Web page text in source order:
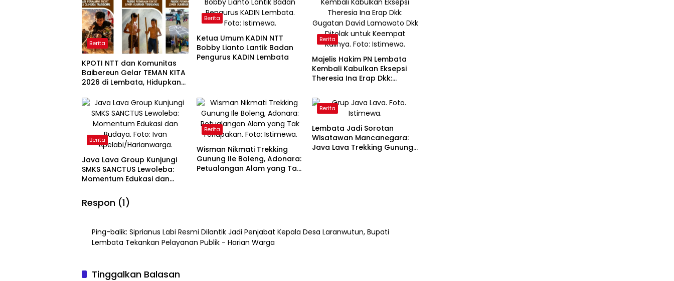
Berita
KPOTI NTT dan Komunitas
Baibereun Gelar TEMAN KITA
2026 di Lembata, Hidupkan
Tradisional
Berita
Ketua Umum KADIN NTT
Bobby Lianto Lantik Badan
Pengurus KADIN Lembata
Berita
Majelis Hakim PN Lembata
Kembali Kabulkan Eksepsi
Theresia Ina Erap Dkk:
Dkk Ditolak untuk Keempat
Kalinya
Berita
Java Lava Group Kunjungi
SMKS SANCTUS Lewoleba:
Momentum Edukasi dan
Berita
Wisman Nikmati Trekking
Gunung Ile Boleng, Adonara:
Petualangan Alam yang Tak
Berita
Lembata Jadi Sorotan
Wisatawan Mancanegara:
Java Lava Trekking Gunung
Respon (1)
Ping-balik: Siprianus Labi Resmi Dilantik Jadi Penjabat Kepala Desa Laranwutun, Bupati
Lembata Tekankan Pelayanan Publik - Harian Warga
Tinggalkan Balasan